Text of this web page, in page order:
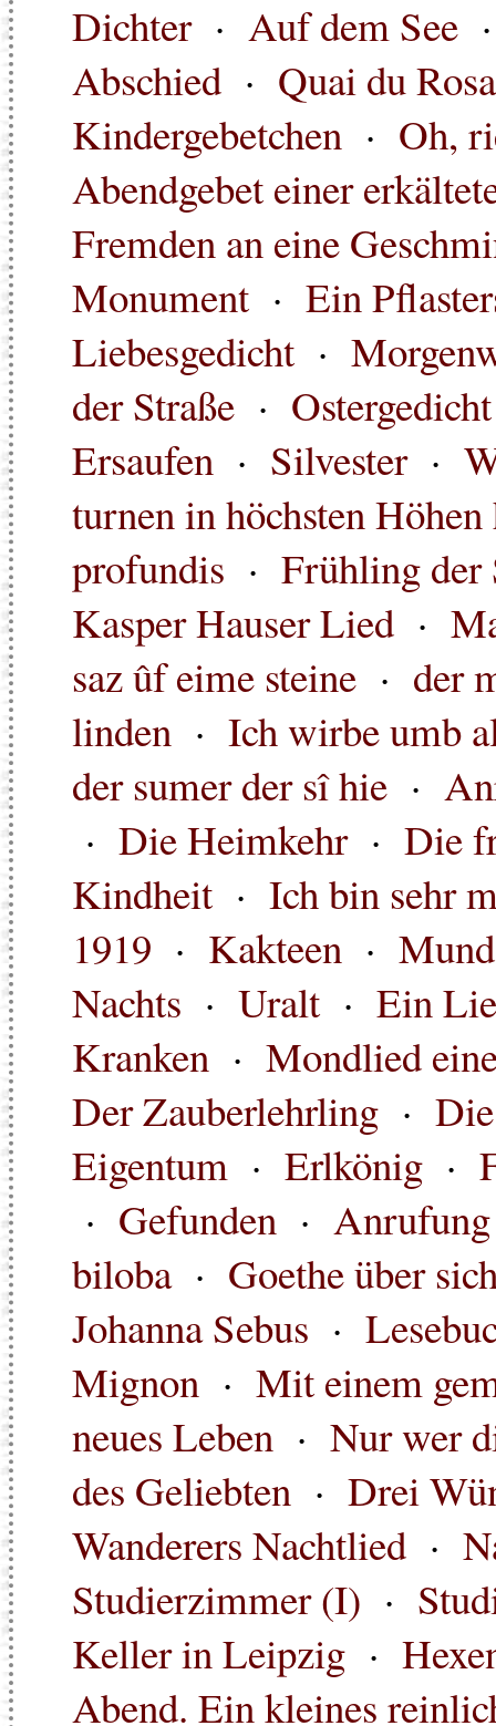
Dichter· Auf dem See
Abschied · Quai du
Kindergebetchen · Oh,
Abendgebet einer
Fremden an eine
Monument · Ein
Liebesgedicht ·
der Straße · Ostergedicht
Ersaufen · Silvester·
turnen in höchsten
profundis · Frühling der
Kasper Hauser Lied ·
saz ûf eime steine · der
linden · Ich wirbe umb
der sumer der sî hie ·
· Die Heimkehr· Die
Kindheit · Ich bin sehr
1919 · Kakteen · Mund
Nachts · Uralt · Ein
Kranken · Mondlied
Der Zauberlehrling ·
Eigentum · Erlkönig ·
· Gefunden · Anrufung
biloba· Goethe über
Johanna Sebus ·
Mignon · Mit einem
neues Leben · Nur wer
des Geliebten · Drei
Wanderers Nachtlied ·
Studierzimmer (I) ·
Keller in Leipzig ·
Abend. Ein kleines